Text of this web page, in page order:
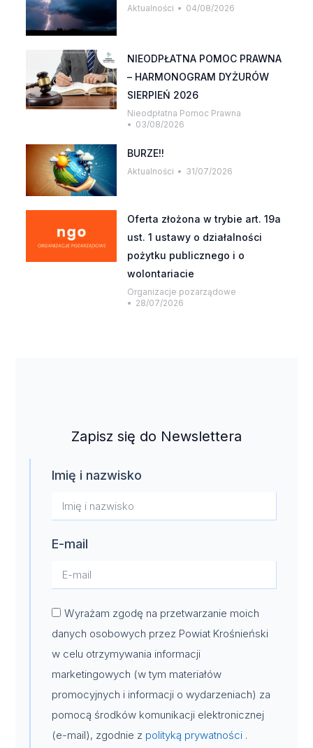
Aktualności 04/08/2026
NIEODPŁATNA POMOC PRAWNA
– HARMONOGRAM DYŻURÓW
SIERPIEŃ 2026
Nieodpłatna Pomoc Prawna
03/08/2026
BURZE!!
Aktualności 31/07/2026
Oferta złożona w trybie art. 19a
ust. 1 ustawy o działalności
pożytku publicznego i o
wolontariacie
Organizacje pozarządowe
28/07/2026
Zapisz się do Newslettera
Imię i nazwisko
E-mail
Wyrażam zgodę na przetwarzanie moich
danych osobowych przez Powiat Krośnieński
w celu otrzymywania informacji
marketingowych (w tym materiałów
promocyjnych i informacji o wydarzeniach) za
pomocą środków komunikacji elektronicznej
(e-mail), zgodnie z polityką prywatności .